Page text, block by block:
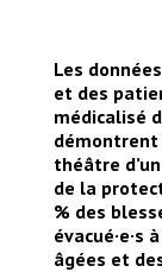
Les
et des
médicalisé
démontrent
théâtre
de la
% des
âgées et